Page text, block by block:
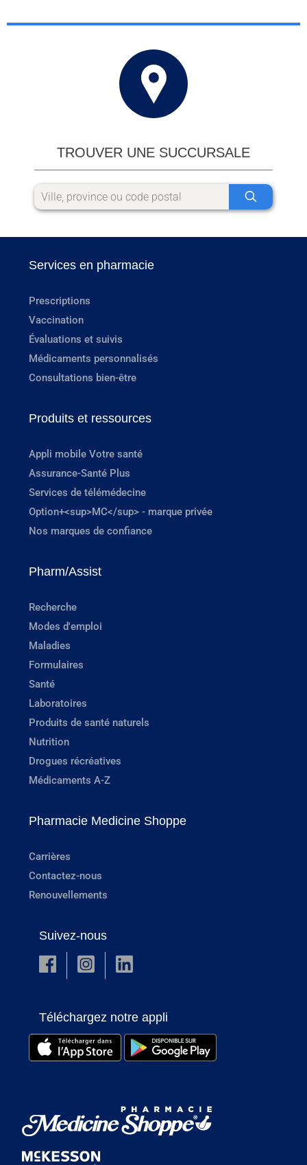
TROUVER UNE SUCCURSALE
Services en pharmacie
Prescriptions
Vaccination
Évaluations et suivis
Médicaments personnalisés
Consultations bien-être
Produits et ressources
Appli mobile Votre santé
Assurance-Santé Plus
Services de télémédecine
Option+<sup>MC</sup> - marque privée
Nos marques de confiance
Pharm/Assist
Recherche
Modes d'emploi
Maladies
Formulaires
Santé
Laboratoires
Produits de santé naturels
Nutrition
Drogues récréatives
Médicaments A-Z
Pharmacie Medicine Shoppe
Carrières
Contactez-nous
Renouvellements
Suivez-nous
Téléchargez notre appli